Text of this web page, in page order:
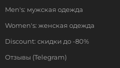
Men's: мужская одежда
Women's: женская одежда
Discount: скидки до -80%
Отзывы (Telegram)